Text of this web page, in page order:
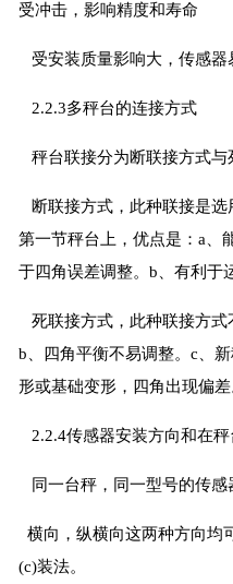
受冲击，影响精度和寿命
受安装质量影响大，传感器
2.2.3多秤台的连接方式
秤台联接分为断联接方式与
断联接方式，此种联接是选
第一节秤台上，优点是：a、
于四角误差调整。b、有利于
死联接方式，此种联接方式
b、四角平衡不易调整。c、
形或基础变形，四角出现偏差
2.2.4传感器安装方向和在
同一台秤，同一型号的传感
横向，纵横向这两种方向均
(c)装法。